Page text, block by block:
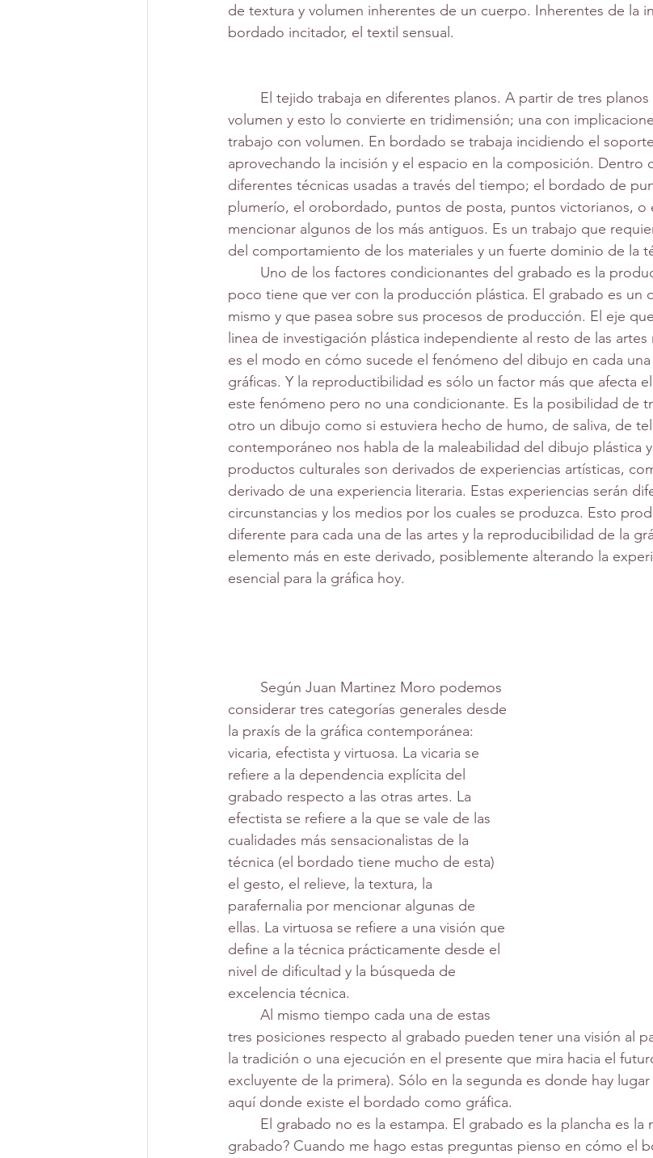
de textura y volumen inherentes de un cuerpo. Inherentes de la
bordado incitador, el textil sensual.
volumen y esto lo convierte en tridimensión; una con
trabajo con volumen. En bordado se trabaja incidiendo el
aprovechando la incisión y el espacio en la composición. Dentro
diferentes técnicas usadas a través del tiempo; el bordado de
plumerío, el orobordado, puntos de posta, puntos victorianos,
mencionar algunos de los más antiguos. Es un trabajo que
del comportamiento de los materiales y un fuerte dominio de la
poco tiene que ver con la producción plástica. El grabado es un
mismo y que pasea sobre sus procesos de producción. El eje
linea de investigación plástica independiente al resto de las
es el modo en cómo sucede el fenómeno del dibujo en cada
gráficas. Y la reproductibilidad es sólo un factor más que afecta
este fenómeno pero no una condicionante. Es la posibilidad de
otro un dibujo como si estuviera hecho de humo, de saliva, de
contemporáneo nos habla de la maleabilidad del dibujo plástica
productos culturales son derivados de experiencias artísticas,
derivado de una experiencia literaria. Estas experiencias serán
circunstancias y los medios por los cuales se produzca. Esto
diferente para cada una de las artes y la reproducibilidad de la
elemento más en este derivado, posiblemente alterando la
esencial para la gráfica hoy.
considerar tres categorías generales desde
la praxís de la gráfica contemporánea:
vicaria, efectista y virtuosa. La vicaria se
refiere a la dependencia explícita del
grabado respecto a las otras artes. La
efectista se refiere a la que se vale de las
cualidades más sensacionalistas de la
técnica (el bordado tiene mucho de esta)
el gesto, el relieve, la textura, la
parafernalia por mencionar algunas de
ellas. La virtuosa se refiere a una visión que
define a la técnica prácticamente desde el
nivel de dificultad y la búsqueda de
excelencia técnica.
tres posiciones respecto al grabado pueden tener una visión al
la tradición o una ejecución en el presente que mira hacia el
excluyente de la primera). Sólo en la segunda es donde hay
aquí donde existe el bordado como gráfica.
grabado? Cuando me hago estas preguntas pienso en cómo el